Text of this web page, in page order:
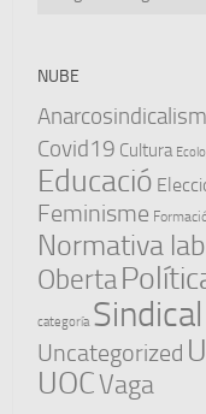
NUBE
Covid19 Cultura
Educació
Feminisme
Normativa
Oberta
categoría Sindical
Uncategorized
UOCVaga